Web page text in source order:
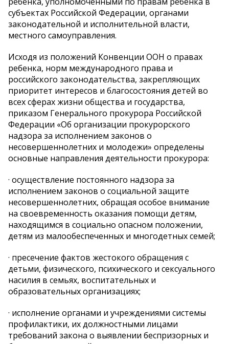
субъектах Российской Федерации, органами
законодательной и исполнительной власти,
местного самоуправления.
Исходя из положений Конвенции ООН о правах
ребенка, норм международного права и
российского законодательства, закрепляющих
приоритет интересов и благосостояния детей во
всех сферах жизни общества и государства,
приказом Генерального прокурора Российской
Федерации «Об организации прокурорского
надзора за исполнением законов о
несовершеннолетних и молодежи» определены
основные направления деятельности прокурора:
· осуществление постоянного надзора за
исполнением законов о социальной защите
несовершеннолетних, обращая особое внимание
на своевременность оказания помощи детям,
находящимся в социально опасном положении,
детям из малообеспеченных и многодетных семей;
· пресечение фактов жестокого обращения с
детьми, физического, психического и сексуального
насилия в семьях, воспитательных и
образовательных организациях;
· исполнение органами и учреждениями системы
профилактики, их должностными лицами
требований закона о выявлении беспризорных и